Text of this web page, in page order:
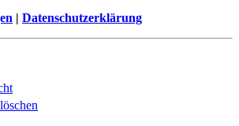
| Datenschutzerklärung